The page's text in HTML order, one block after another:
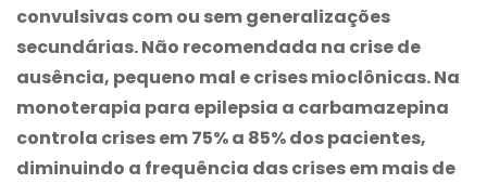
convulsivas com ou sem generalizações
secundárias. Não recomendada na crise de
ausência, pequeno mal e crises mioclônicas. Na
monoterapia para epilepsia a carbamazepina
controla crises em 75% a 85% dos pacientes,
diminuindo a frequência das crises em mais de